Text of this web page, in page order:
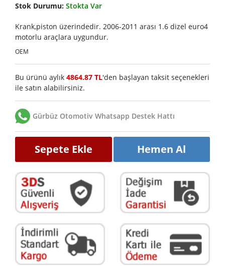
Stok Durumu: Stokta Var
Krank,piston üzerindedir. 2006-2011 arası 1.6 dizel euro4
motorlu araçlara uygundur.
OEM
Bu ürünü aylık 4864.87 TL'den başlayan taksit seçenekleri
ile satın alabilirsiniz.
Gürbüz Otomotiv Whatsapp Destek Hattı
Sepete Ekle Hemen Al